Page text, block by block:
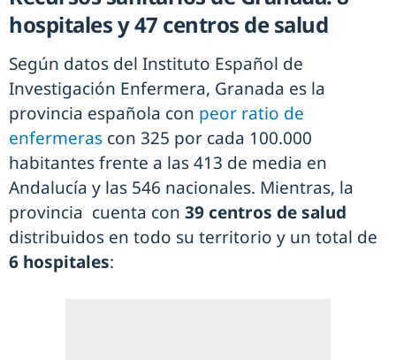
hospitales y 47 centros de salud
Según datos del Instituto Español de
Investigación Enfermera, Granada es la
provincia española con peor ratio de
enfermeras con 325 por cada 100.000
habitantes frente a las 413 de media en
Andalucía y las 546 nacionales. Mientras, la
provincia cuenta con 39 centros de salud
distribuidos en todo su territorio y un total de
6 hospitales: